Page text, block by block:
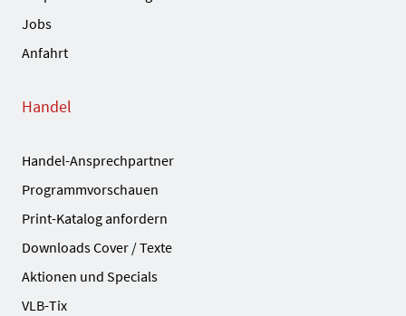
Jobs
Anfahrt
Handel
Handel-Ansprechpartner
Programmvorschauen
Print-Katalog anfordern
Downloads Cover / Texte
Aktionen und Specials
VLB-Tix